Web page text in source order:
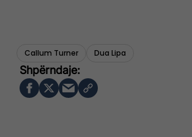
Callum Turner Dua Lipa